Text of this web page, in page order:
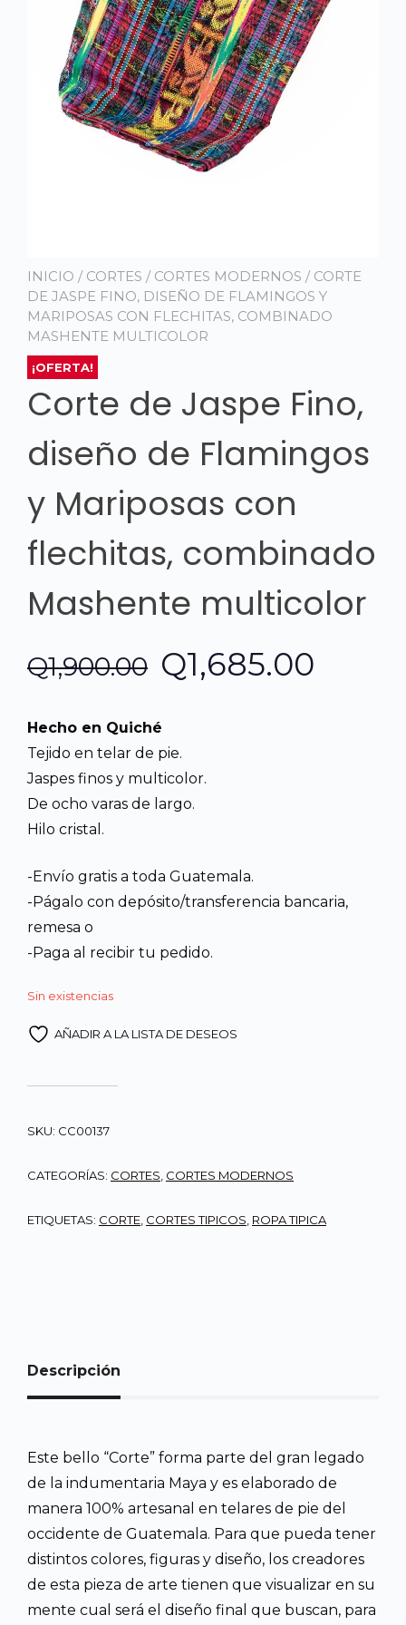
INICIO / CORTES / CORTES MODERNOS / CORTE
DE JASPE FINO, DISEÑO DE FLAMINGOS Y
MARIPOSAS CON FLECHITAS, COMBINADO
MASHENTE MULTICOLOR
¡OFERTA!
Corte de Jaspe Fino,
diseño de Flamingos
y Mariposas con
flechitas, combinado
Mashente multicolor
Q1,900.00 El
original
era:
Q1,685.00
Hecho en Quiché
Tejido en telar de pie.
Jaspes finos y multicolor.
De ocho varas de largo.
Hilo cristal.
-Envío gratis a toda Guatemala.
-Págalo con depósito/transferencia bancaria,
remesa o
-Paga al recibir tu pedido.
Sin existencias
AÑADIR A LA LISTA DE DESEOS
SKU: CC00137
CATEGORÍAS: CORTES CORTES MODERNOS
ETIQUETAS: CORTE CORTES TIPICOS ROPA TIPICA
Descripción
Este bello “Corte” forma parte del gran legado
de la indumentaria Maya y es elaborado de
manera 100% artesanal en telares de pie del
occidente de Guatemala. Para que pueda tener
distintos colores, figuras y diseño, los creadores
de esta pieza de arte tienen que visualizar en su
mente cual será el diseño final que buscan, para